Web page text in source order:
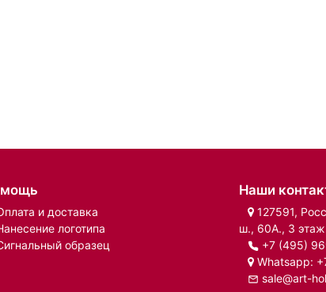
и доставка
логотипа
образец
Наши
127591,
ш., 60А., 3
+7 (495)
Whatsapp:
sale@art-